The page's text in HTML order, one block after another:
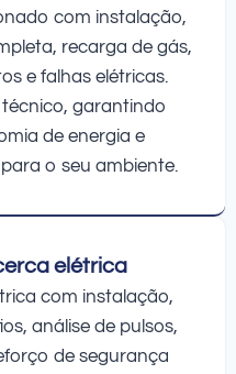
com instalação,
recarga de gás,
e falhas elétricas.
garantindo
de energia e
o seu ambiente.
elétrica
com instalação,
análise de pulsos,
de segurança